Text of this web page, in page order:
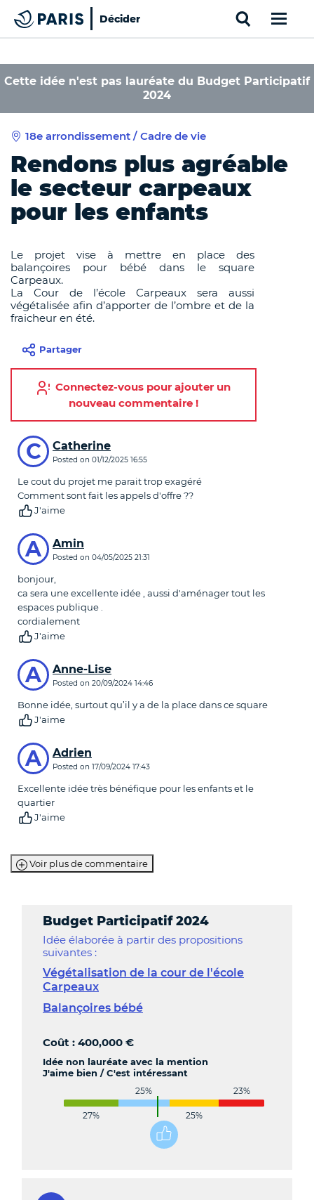
Paris
Décider
Cette idée n'est pas lauréate du Budget Participatif
2024
18e arrondissement / Cadre de vie
Rendons plus agréable
le secteur carpeaux
pour les enfants
Le projet vise à mettre en place des
balançoires pour bébé dans le square
Carpeaux.
La Cour de l’école Carpeaux sera aussi
végétalisée afin d’apporter de l’ombre et de la
fraicheur en été.
Partager
Connectez-vous pour ajouter un
nouveau commentaire !
Commentaires
C Catherine
Posted on 01/12/2025 16:55
Le cout du projet me parait trop exagéré
Comment sont fait les appels d'offre ??
J'aime
A Amin
Posted on 04/05/2025 21:31
bonjour,
ca sera une excellente idée , aussi d'aménager tout les
espaces publique .
cordialement
J'aime
A Anne-Lise
Posted on 20/09/2024 14:46
Bonne idée, surtout qu’il y a de la place dans ce square
J'aime
A Adrien
Posted on 17/09/2024 17:43
Excellente idée très bénéfique pour les enfants et le
quartier
J'aime
Voir plus de commentaire
Budget Participatif 2024
Idée élaborée à partir des propositions
suivantes :
Végétalisation de la cour de l'école
Carpeaux
Balançoires bébé
Coût : 400,000 €
Idée non lauréate avec la mention
J'aime bien / C'est intéressant
25% 23%
27% 25%